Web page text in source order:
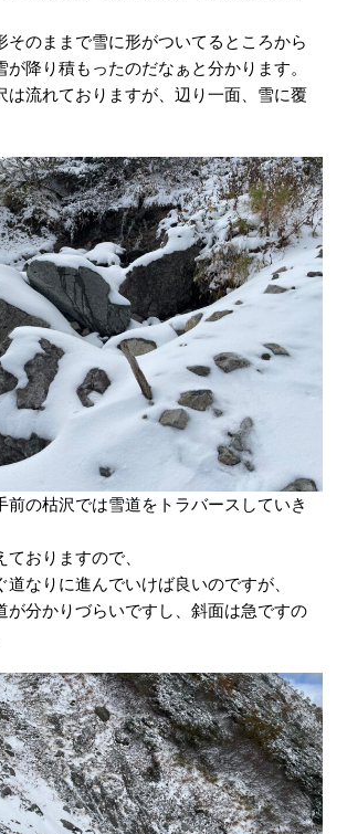
そのままで雪に形がついてるところから
が降り積もったのだなぁと分かります。
は流れておりますが、辺り一面、雪に覆
前の枯沢では雪道をトラバースしていき
おりますので、
道なりに進んでいけば良いのですが、
が分かりづらいですし、斜面は急ですの